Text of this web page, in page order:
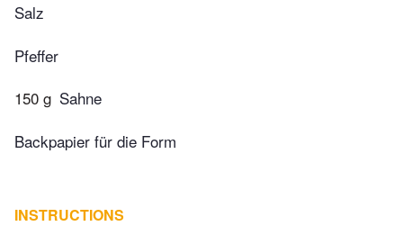
Salz
Pfeffer
150 g Sahne
Backpapier für die Form
INSTRUCTIONS